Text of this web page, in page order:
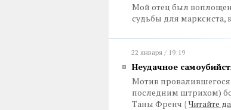
Мой отец был
судьбы для марксиста,
22 января / 19:19
Неудачное
Мотив
последним штрихом)
Таны Френч { Читайте